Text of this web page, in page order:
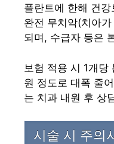
플란트에 한해 건
완전 무치악(치아
되며, 수급자 등은
보험 적용 시 1개
원 정도로 대폭 줄
는 치과 내원 후 상
시술 시 주의